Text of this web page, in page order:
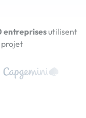
entreprisesutilisent
projet